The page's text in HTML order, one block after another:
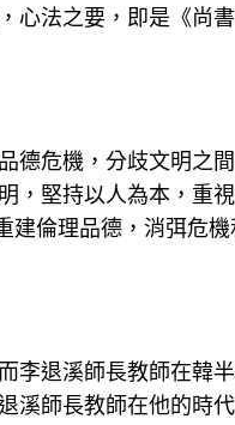
法之要，即是《尚
德危機，分歧文明之
堅持以人為本，重
建倫理品德，消弭危
李退溪師長教師在韓
溪師長教師在他的時